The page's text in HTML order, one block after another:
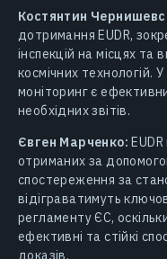
Костянтин
дотримання EUDR,
інспекцій на місцях та
космічних технологій.
моніторинг є
необхідних звітів.
Євген Марченко:
отриманих за
спостереження за
відіграватимуть
регламенту ЄС,
ефективні та стійкі
доказів.